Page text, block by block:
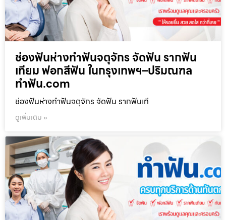
ช่องฟันห่างทำฟันจตุจักร จัดฟัน รากฟัน
เทียม ฟอกสีฟัน ในกรุงเทพฯ–ปริมณฑล
ทำฟัน.com
ช่องฟันห่างทำฟันจตุจักร จัดฟัน รากฟันเที
ดูเพิ่มเติม »